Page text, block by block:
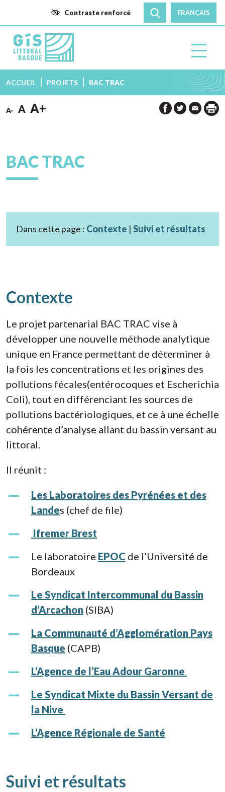
au
contenu
Contraste renforcé
Recherche
Rechercher
sur
Choix
Groupement
Scientifique
ACCUEIL PROJETS BAC TRAC
A- A A+
BAC TRAC
Dans cette page : Contexte | Suivi et résultats
Contexte
Le projet partenarial BAC TRAC vise à
développer une nouvelle méthode analytique
unique en France permettant de déterminer à
la fois les concentrations et les origines des
pollutions fécales(entérocoques et Escherichia
Coli), tout en différenciant les sources de
pollutions bactériologiques, et ce à une échelle
cohérente d’analyse allant du bassin versant au
littoral.
Il réunit :
Les Laboratoires des Pyrénées et des
Landes (chef de file)
Ifremer Brest
Le laboratoire EPOC de l’Université de
Bordeaux
Le Syndicat Intercommunal du Bassin
d’Arcachon (SIBA)
La Communauté d’Agglomération Pays
Basque (CAPB)
L’Agence de l’Eau Adour Garonne
Le Syndicat Mixte du Bassin Versant de
la Nive
L’Agence Régionale de Santé
Suivi et résultats